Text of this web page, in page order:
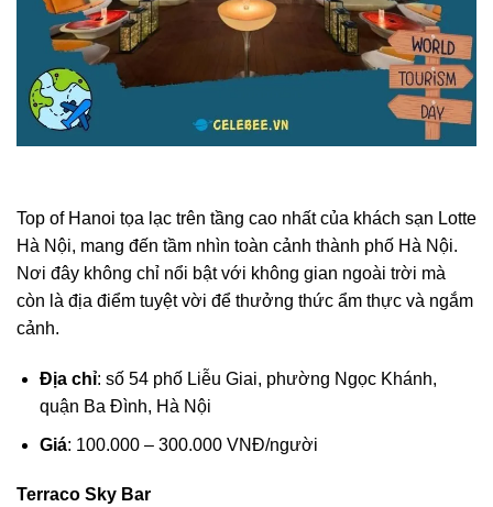
Top of Hanoi tọa lạc trên tầng cao nhất của khách sạn Lotte
Hà Nội, mang đến tầm nhìn toàn cảnh thành phố Hà Nội.
Nơi đây không chỉ nổi bật với không gian ngoài trời mà
còn là địa điểm tuyệt vời để thưởng thức ẩm thực và ngắm
cảnh.
Địa chỉ: số 54 phố Liễu Giai, phường Ngọc Khánh,
quận Ba Đình, Hà Nội
Giá: 100.000 – 300.000 VNĐ/người
Terraco Sky Bar